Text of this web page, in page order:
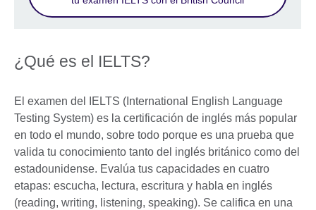
¿Qué es el IELTS?
El examen del IELTS (International English Language
Testing System) es la certificación de inglés más popular
en todo el mundo, sobre todo porque es una prueba que
valida tu conocimiento tanto del inglés británico como del
estadounidense. Evalúa tus capacidades en cuatro
etapas: escucha, lectura, escritura y habla en inglés
(reading, writing, listening, speaking). Se califica en una